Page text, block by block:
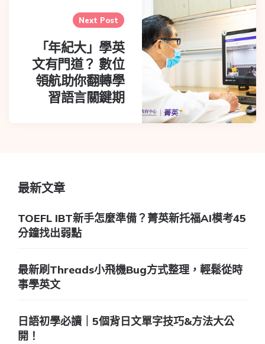
Next Post
「年紀大」學英
文有門道？ 數位
領航助你翻轉學
習語言關鍵期
最新文章
TOEFL IBT新手怎麼準備？菁英新托福AI模考45
分鐘找出弱點
最新刷Threads小飛機Bug方式整理，輕鬆從時
事學英文
日語初學必讀｜5個背日文單字技巧&方法大公
開！